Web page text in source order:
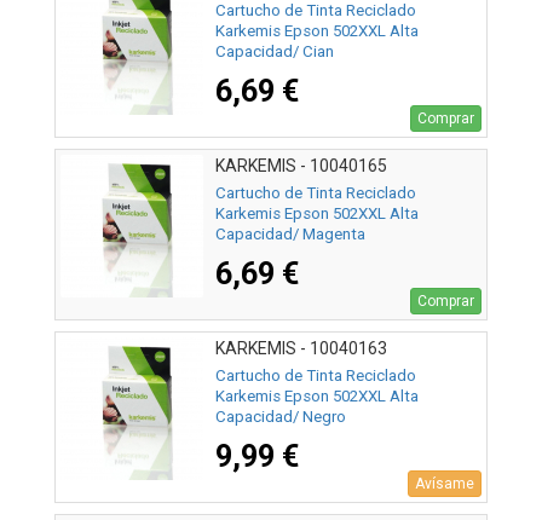
Cartucho de Tinta Reciclado
Karkemis Epson 502XXL Alta
Capacidad/ Cian
6,69 €
Comprar
KARKEMIS - 10040165
Cartucho de Tinta Reciclado
Karkemis Epson 502XXL Alta
Capacidad/ Magenta
6,69 €
Comprar
KARKEMIS - 10040163
Cartucho de Tinta Reciclado
Karkemis Epson 502XXL Alta
Capacidad/ Negro
9,99 €
Avísame